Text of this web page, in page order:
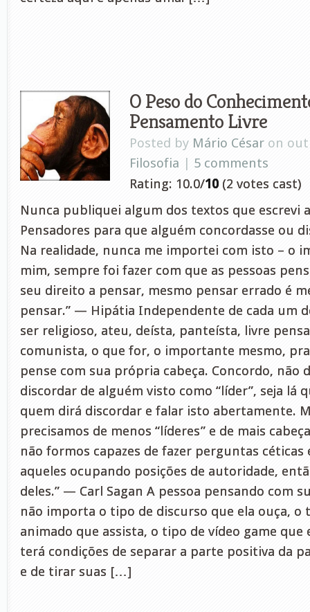
O Peso do
Pensamento Livre
Posted by Mário César on
Filosofia | 5 comments
Rating: 10.0/10 (2 votes cast)
Nunca publiquei algum dos textos que escrevi
Pensadores para que alguém concordasse ou
Na realidade, nunca me importei com isto – o
mim, sempre foi fazer com que as pessoas
seu direito a pensar, mesmo pensar errado é
pensar.” — Hipátia Independente de cada um
ser religioso, ateu, deísta, panteísta, livre
comunista, o que for, o importante mesmo,
pense com sua própria cabeça. Concordo, não
discordar de alguém visto como “líder”, seja lá
quem dirá discordar e falar isto abertamente.
precisamos de menos “líderes” e de mais
não formos capazes de fazer perguntas céticas
aqueles ocupando posições de autoridade,
deles.” — Carl Sagan A pessoa pensando com
não importa o tipo de discurso que ela ouça, o
animado que assista, o tipo de vídeo game que
terá condições de separar a parte positiva da
e de tirar suas […]